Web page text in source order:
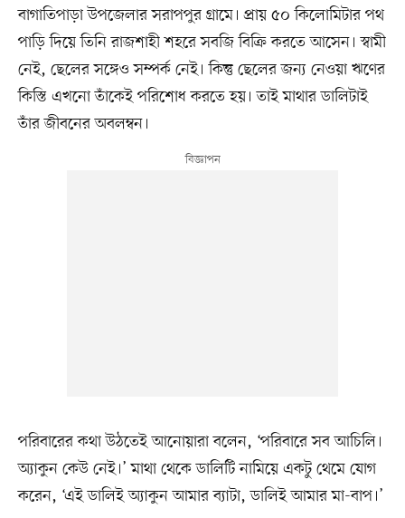
বাগাতিপাড়া উপজেলার সরাপপুর গ্রামে। প্রায় ৫০ কিলোমিটার পথ
পাড়ি দিয়ে তিনি রাজশাহী শহরে সবজি বিক্রি করতে আসেন। স্বামী
নেই, ছেলের সঙ্গেও সম্পর্ক নেই। কিন্তু ছেলের জন্য নেওয়া ঋণের
কিস্তি এখনো তাঁকেই পরিশোধ করতে হয়। তাই মাথার ডালিটাই
তাঁর জীবনের অবলম্বন।
পরিবারের কথা উঠতেই আনোয়ারা বলেন, ‘পরিবারে সব আচিলি।
অ্যাকুন কেউ নেই।’ মাথা থেকে ডালিটি নামিয়ে একটু থেমে যোগ
করেন, ‘এই ডালিই অ্যাকুন আমার ব্যাটা, ডালিই আমার মা-বাপ।’